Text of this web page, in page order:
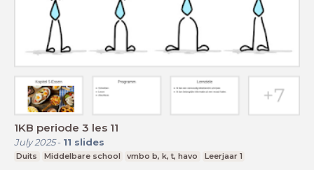
1KB periode 3 les 11
July 2025- 11 slides
Duits Middelbare school vmbo b, k, t, havo Leerjaar 1